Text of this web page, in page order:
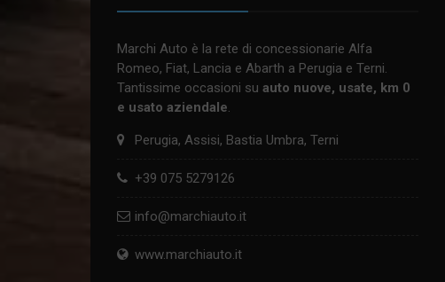
Marchi Auto è la rete di concessionarie Alfa
Romeo, Fiat, Lancia e Abarth a Perugia e Terni.
Tantissime occasioni su auto nuove, usate, km 0
e usato aziendale.
Perugia, Assisi, Bastia Umbra, Terni
+39 075 5279126
info@marchiauto.it
www.marchiauto.it